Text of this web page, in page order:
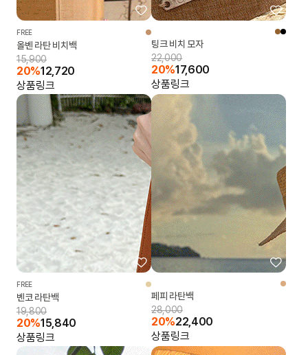
FREE
올벤 라탄 비치백
15,900
20%12,720
상품링크
팅크 비치 모자
22,000
20%17,600
상품링크
FREE
벤코 라탄백
19,800
20%15,840
상품링크
페피 라탄백
28,000
20%22,400
상품링크